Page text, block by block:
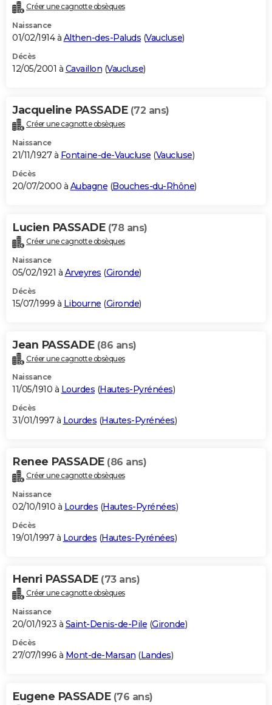
Créer une cagnotte obsèques
Naissance
01/02/1914 à Althen-des-Paluds (Vaucluse)
Décès
12/05/2001 à Cavaillon (Vaucluse)
Jacqueline PASSADE (72 ans)
Créer une cagnotte obsèques
Naissance
21/11/1927 à Fontaine-de-Vaucluse (Vaucluse)
Décès
20/07/2000 à Aubagne (Bouches-du-Rhône)
Lucien PASSADE (78 ans)
Créer une cagnotte obsèques
Naissance
05/02/1921 à Arveyres (Gironde)
Décès
15/07/1999 à Libourne (Gironde)
Jean PASSADE (86 ans)
Créer une cagnotte obsèques
Naissance
11/05/1910 à Lourdes (Hautes-Pyrénées)
Décès
31/01/1997 à Lourdes (Hautes-Pyrénées)
Renee PASSADE (86 ans)
Créer une cagnotte obsèques
Naissance
02/10/1910 à Lourdes (Hautes-Pyrénées)
Décès
19/01/1997 à Lourdes (Hautes-Pyrénées)
Henri PASSADE (73 ans)
Créer une cagnotte obsèques
Naissance
20/01/1923 à Saint-Denis-de-Pile (Gironde)
Décès
27/07/1996 à Mont-de-Marsan (Landes)
Eugene PASSADE (76 ans)